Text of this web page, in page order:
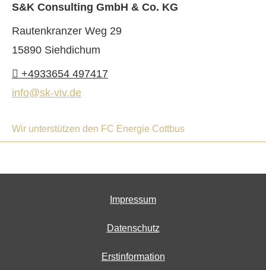
S&K Consulting GmbH & Co. KG
Rautenkranzer Weg 29
15890 Siehdichum
+4933654 497417
info@sk-viv.de
Wir unterstützen den FC Energie Cottbus
Impressum
Datenschutz
Erstinformation